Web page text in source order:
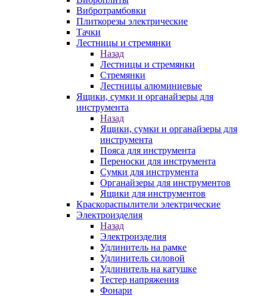
Вибротрамбовки
Плиткорезы электрические
Тачки
Лестницы и стремянки
Назад
Лестницы и стремянки
Стремянки
Лестницы алюминиевые
Ящики, сумки и органайзеры для
инструмента
Назад
Ящики, сумки и органайзеры для
инструмента
Пояса для инструмента
Переноски для инструмента
Сумки для инструмента
Органайзеры для инструментов
Ящики для инструментов
Краскораспылители электрические
Электроизделия
Назад
Электроизделия
Удлинитель на рамке
Удлинитель силовой
Удлинитель на катушке
Тестер напряжения
Фонари